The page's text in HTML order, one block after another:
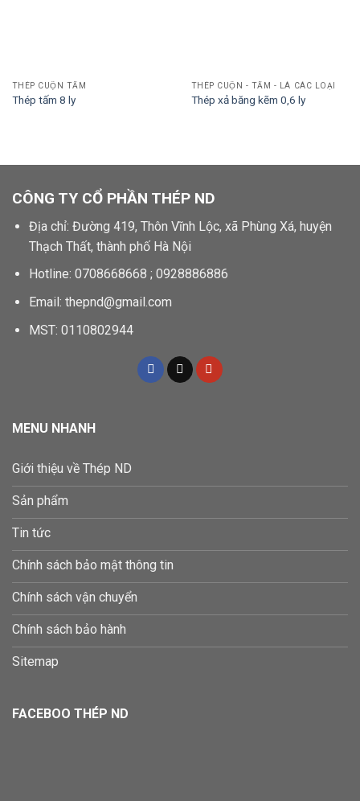
THÉP CUỘN TẤM
Thép tấm 8 ly
THÉP CUỘN - TẤM - LÁ CÁC LOẠI
Thép xả băng kẽm 0,6 ly
CÔNG TY CỔ PHẦN THÉP ND
Địa chỉ: Đường 419, Thôn Vĩnh Lộc, xã Phùng Xá, huyện
Thạch Thất, thành phố Hà Nội
Hotline: 0708668668 ; 0928886886
Email: thepnd@gmail.com
MST: 0110802944
MENU NHANH
Giới thiệu về Thép ND
Sản phẩm
Tin tức
Chính sách bảo mật thông tin
Chính sách vận chuyển
Chính sách bảo hành
Sitemap
FACEBOO THÉP ND